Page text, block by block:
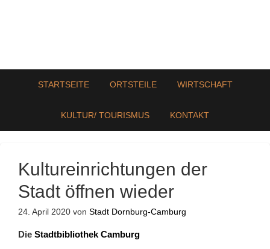
STARTSEITE ORTSTEILE WIRTSCHAFT
KULTUR/ TOURISMUS KONTAKT
Kultureinrichtungen der
Stadt öffnen wieder
24. April 2020 von Stadt Dornburg-Camburg
Die Stadtbibliothek Camburg